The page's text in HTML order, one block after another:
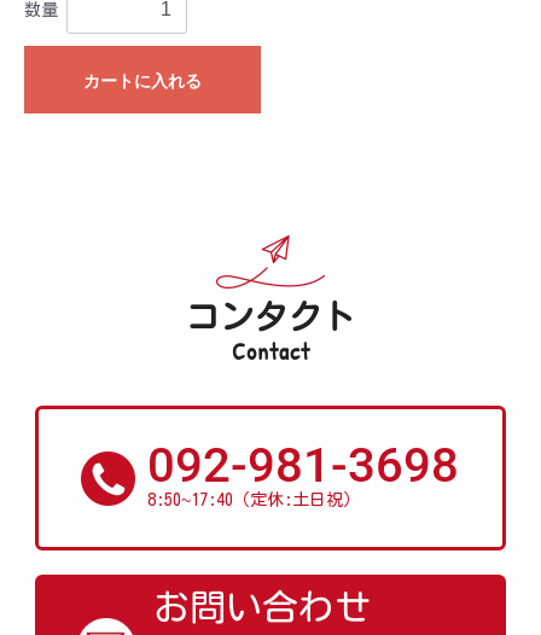
数量
カートに入れる
コンタクト
Contact
092-981-3698
8:50~17:40（定休:土日祝）
お問い合わせ